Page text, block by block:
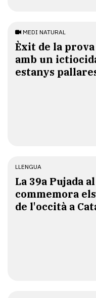
MEDI NATURAL
Èxit de la
amb un
estanys
LLENGUA
​La 39a Pujada
commemora
de l'occità a